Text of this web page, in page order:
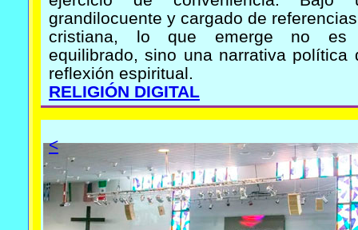
grandilocuente y cargado de
cristiana, lo que emerge no es
equilibrado, sino una narrativa política
reflexión espiritual.
RELIGIÓN DIGITAL
<